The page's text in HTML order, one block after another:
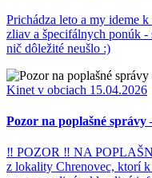
Prichádza leto a my ideme
zliav a špecifálnych ponúk -
nič dôležité neušlo :)
Kinet v obciach 15.04.2026
Pozor na poplašné
‼ POZOR ‼ NA
z lokality Chrenovec, ktorí